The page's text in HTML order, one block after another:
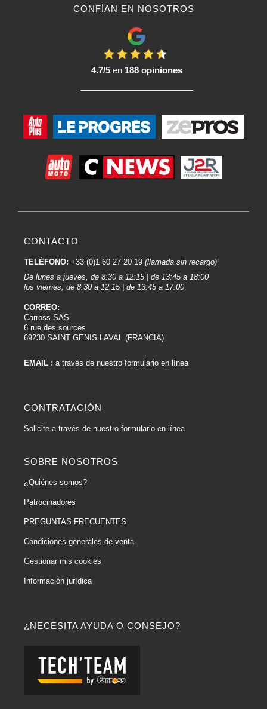
CONFÍAN EN NOSOTROS
4.7/5en 188 opiniones
¿NECESITA AYUDA O CONSEJO?
CONTACTO
TELÉFONO: +33 (0)1 60 27 20 19 (llamada sin recargo)
De lunes a jueves, de 8:30 a 12:15 | de 13:45 a 18:00
los viernes, de 8:30 a 12:15 | de 13:45 a 17:00
CORREO:
Carross SAS
6 rue des sources
69230 SAINT GENIS LAVAL (FRANCIA)
EMAIL : a través de nuestro formulario en línea
CONTRATACIÓN
Solicite a través de nuestro formulario en línea
SOBRE NOSOTROS
¿Quiénes somos?
Patrocinadores
PREGUNTAS FRECUENTES
Condiciones generales de venta
Gestionar mis cookies
Información jurídica